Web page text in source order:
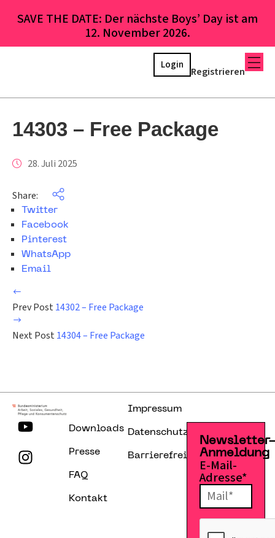
SAVE THE DATE: Der nächste Boys’ Day ist am
12. November 2026.
Registrieren
Login
14303 – Free Package
28. Juli 2025
Share:
Twitter
Facebook
Pinterest
WhatsApp
Email
Prev Post 14302 – Free Package
Next Post 14304 – Free Package
Downloads
Presse
FAQ
Kontakt
Impressum
Datenschutzerklärung
Barrierefreiheitserklärung
Anmeldung
E-Mail-
Adresse*